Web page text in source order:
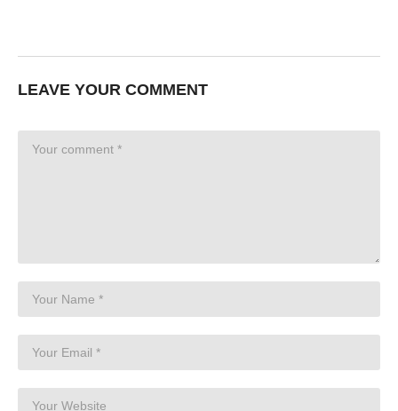
LEAVE YOUR COMMENT